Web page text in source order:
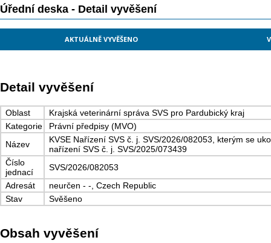
Úřední deska - Detail vyvěšení
AKTUÁLNĚ VYVĚŠENO
Detail vyvěšení
Oblast
Krajská veterinární správa SVS pro Pardubický kraj
Kategorie
Právní předpisy (MVO)
Název
KVSE Nařízení SVS č. j. SVS/2026/082053, kterým se
nařízení SVS č. j. SVS/2025/073439
Číslo
jednací
SVS/2026/082053
Adresát
neurčen - -, Czech Republic
Stav
Svěšeno
Obsah vyvěšení